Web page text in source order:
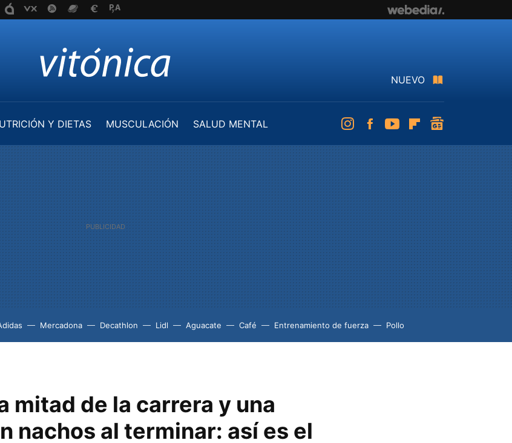
NUEVO
Y DIETAS MUSCULACIÓN
SALUD MENTAL
InstagramFacebookYoutubeFlipboard
Mercadona Decathlon Lidl Aguacate Café Entrenamiento de fuerza Pollo
mitad de la carrera y una
nachos al terminar: así es el